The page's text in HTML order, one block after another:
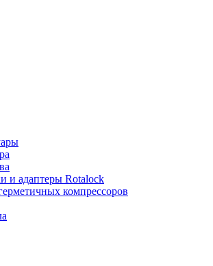
и адаптеры Rotalock
компрессоров